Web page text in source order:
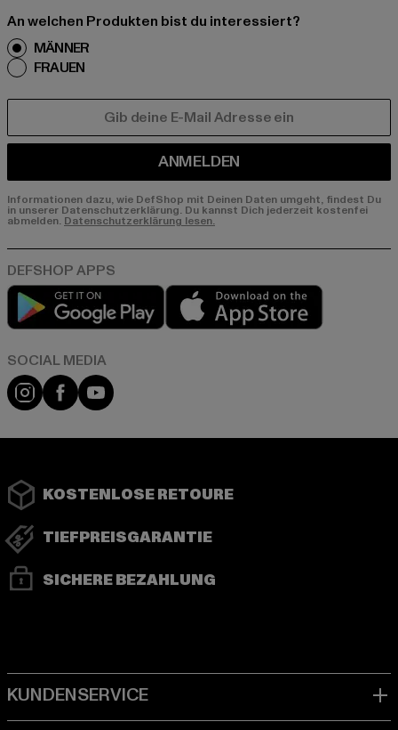
An welchen Produkten bist du interessiert?
MÄNNER
FRAUEN
ANMELDEN
Informationen dazu, wie DefShop mit Deinen Daten umgeht, findest Du
in unserer Datenschutzerklärung. Du kannst Dich jederzeit kostenfei
abmelden. Datenschutzerklärung lesen.
Play market
Instagram
FacebookYouTube
KOSTENLOSE RETOURE
TIEFPREISGARANTIE
SICHERE BEZAHLUNG